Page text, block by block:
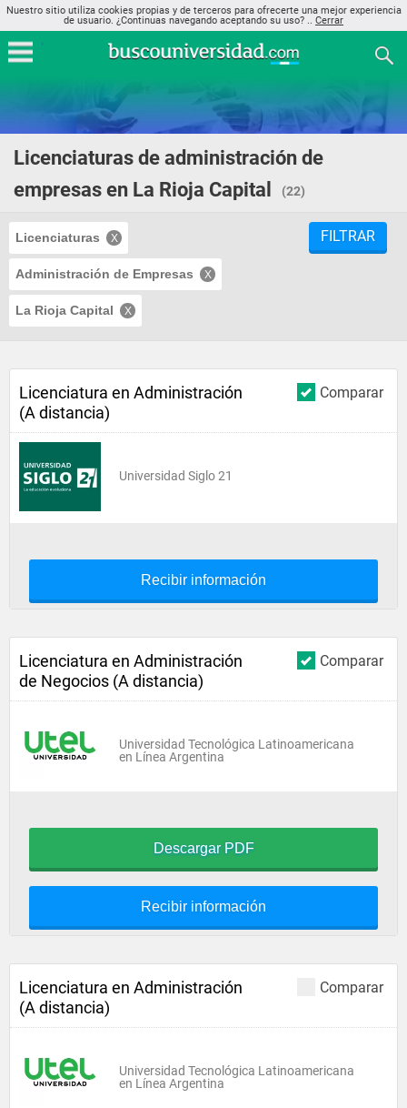
Nuestro sitio utiliza cookies propias y de terceros para ofrecerte una mejor experiencia
de usuario. ¿Continuas navegando aceptando su uso? .. Cerrar
Licenciaturas de administración de
empresas en La Rioja Capital
(22)
Licenciaturas
Administración de Empresas
La Rioja Capital
FILTRAR
Comparar
Licenciatura en Administración
(A distancia)
Universidad Siglo 21
Recibir información
Comparar
Licenciatura en Administración
de Negocios (A distancia)
Universidad Tecnológica Latinoamericana
en Línea Argentina
Descargar PDF
Recibir información
Comparar
Licenciatura en Administración
(A distancia)
Universidad Tecnológica Latinoamericana
en Línea Argentina